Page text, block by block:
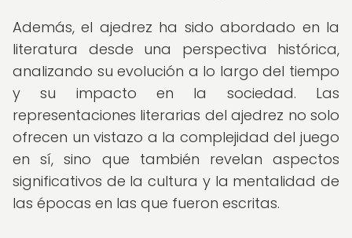
Además, el ajedrez ha sido abordado en la
literatura desde una perspectiva histórica,
analizando su evolución a lo largo del tiempo
y su impacto en la sociedad. Las
representaciones literarias del ajedrez no solo
ofrecen un vistazo a la complejidad del juego
en sí, sino que también revelan aspectos
significativos de la cultura y la mentalidad de
las épocas en las que fueron escritas.